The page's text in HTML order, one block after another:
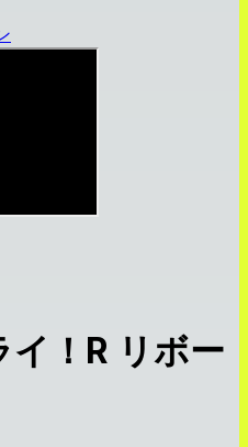
イ！R リボー